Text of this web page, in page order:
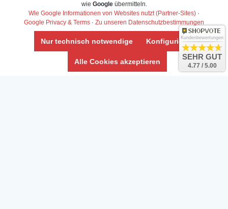
wie Googleübermitteln.
Wie Google Informationen von Websites nutzt (Partner-Sites) ·
Google Privacy & Terms · Zu unseren Datenschutzbestimmungen
Nur technisch notwendige Konfigurieren
Alle Cookies akzeptieren
Kundenbewertungen
SEHR GUT
4.77 / 5.00